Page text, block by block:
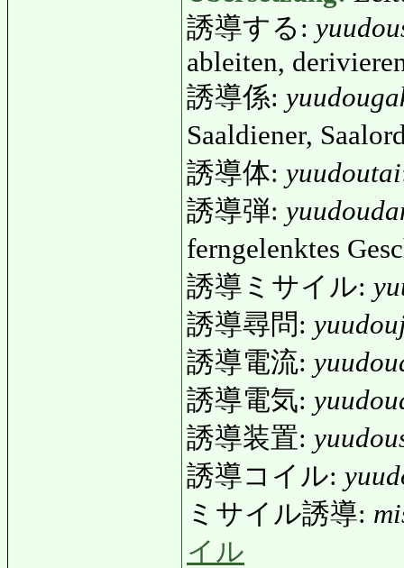
誘導する:
ableiten,
誘導係:
Saaldiener,
誘導体: yuudoutai
誘導弾:
ferngelenktes
誘導ミサイル:
誘導尋問:
誘導電流:
誘導電気:
誘導装置:
誘導コイル:
ミサイル誘導:
イル